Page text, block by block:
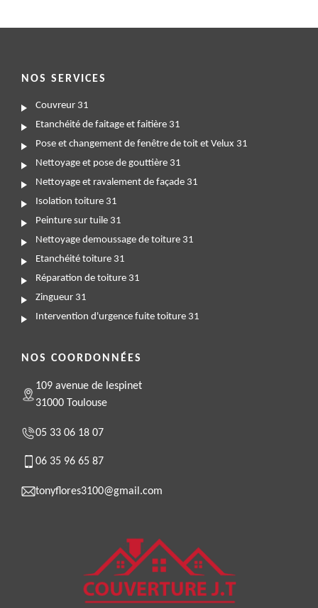
NOS SERVICES
Couvreur 31
Etanchéité de faitage et faitière 31
Pose et changement de fenêtre de toit et Velux 31
Nettoyage et pose de gouttière 31
Nettoyage et ravalement de façade 31
Isolation toiture 31
Peinture sur tuile 31
Nettoyage demoussage de toiture 31
Etanchéité toiture 31
Réparation de toiture 31
Zingueur 31
Intervention d'urgence fuite toiture 31
NOS COORDONNÉES
109 avenue de lespinet
31000 Toulouse
05 33 06 18 07
06 35 96 65 87
tonyflores3100@gmail.com